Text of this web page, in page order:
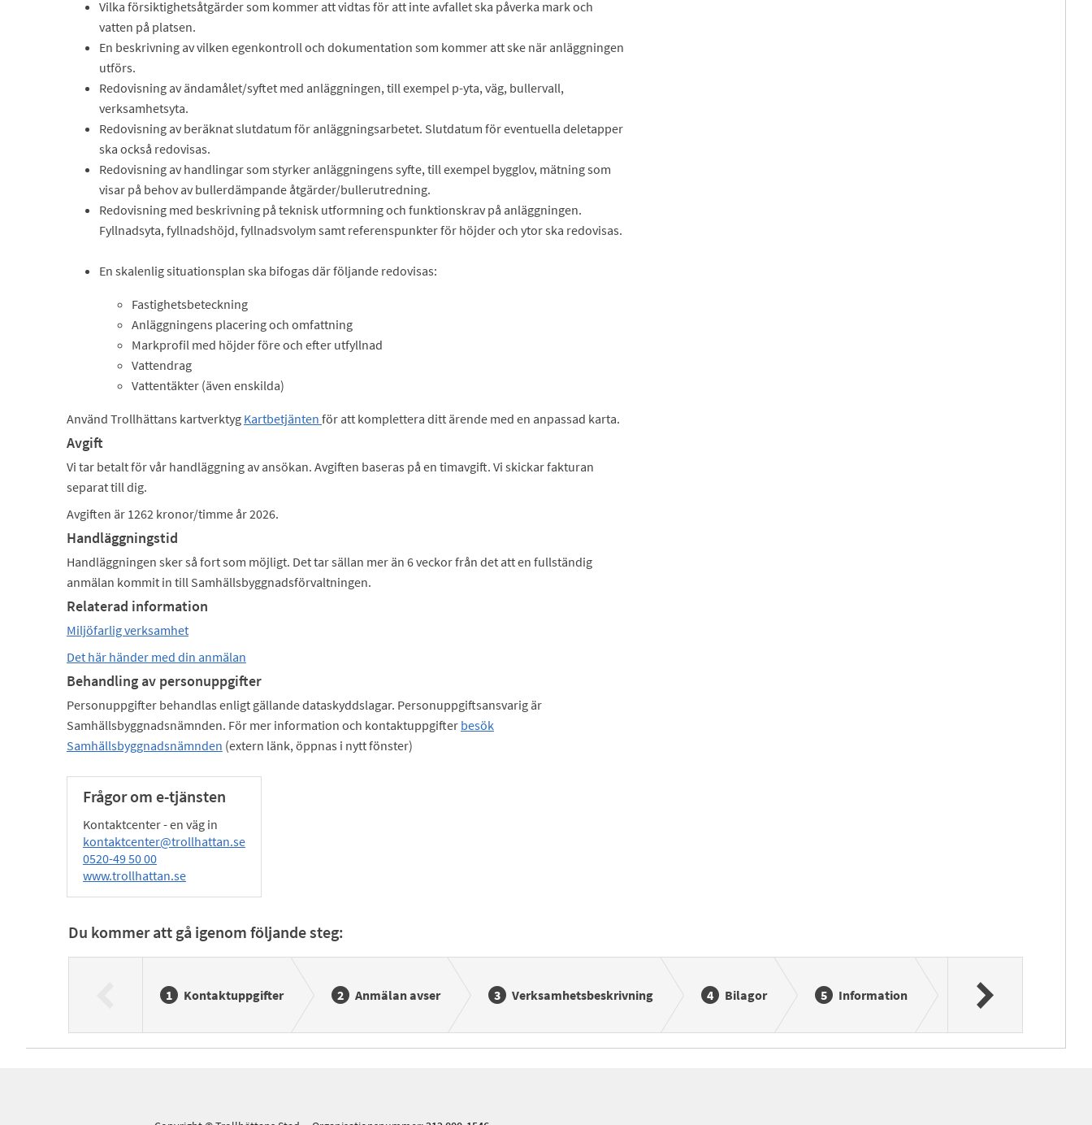
Vilka försiktighetsåtgärder som kommer att vidtas för att inte avfallet ska påverka mark och
vatten på platsen.
En beskrivning av vilken egenkontroll och dokumentation som kommer att ske när anläggningen
utförs.
Redovisning av ändamålet/syftet med anläggningen, till exempel p-yta, väg, bullervall,
verksamhetsyta.
Redovisning av beräknat slutdatum för anläggningsarbetet. Slutdatum för eventuella deletapper
ska också redovisas.
Redovisning av handlingar som styrker anläggningens syfte, till exempel bygglov, mätning som
visar på behov av bullerdämpande åtgärder/bullerutredning.
Redovisning med beskrivning på teknisk utformning och funktionskrav på anläggningen.
Fyllnadsyta, fyllnadshöjd, fyllnadsvolym samt referenspunkter för höjder och ytor ska redovisas.
En skalenlig situationsplan ska bifogas där följande redovisas:
Fastighetsbeteckning
Anläggningens placering och omfattning
Markprofil med höjder före och efter utfyllnad
Vattendrag
Vattentäkter (även enskilda)
Använd Trollhättans kartverktyg Kartbetjänten för att komplettera ditt ärende med en anpassad karta.
Avgift
Vi tar betalt för vår handläggning av ansökan. Avgiften baseras på en timavgift. Vi skickar fakturan
separat till dig.
Avgiften är 1262 kronor/timme år 2026.
Handläggningstid
Handläggningen sker så fort som möjligt. Det tar sällan mer än 6 veckor från det att en fullständig
anmälan kommit in till Samhällsbyggnadsförvaltningen.
Relaterad information
Miljöfarlig verksamhet
Det här händer med din anmälan
Behandling av personuppgifter
Personuppgifter behandlas enligt gällande dataskyddslagar. Personuppgiftsansvarig är
Samhällsbyggnadsnämnden. För mer information och kontaktuppgifter besök
Samhällsbyggnadsnämnden (extern länk, öppnas i nytt fönster)
Frågor om e-tjänsten
Kontaktcenter - en väg in
kontaktcenter@trollhattan.se
0520-49 50 00
www.trollhattan.se
Du kommer att gå igenom följande steg:
Kontaktuppgifter Anmälan avser Verksamhetsbeskrivning Bilagor Information Förhandsgranska